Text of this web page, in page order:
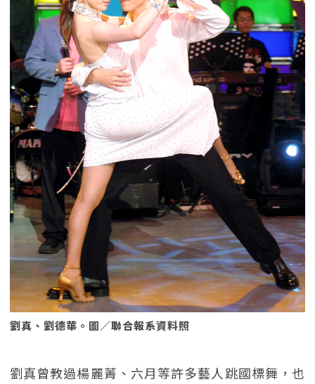
劉真、劉德華。圖／聯合報系資料照
劉真曾教過楊麗菁、六月等許多藝人跳國標舞，也